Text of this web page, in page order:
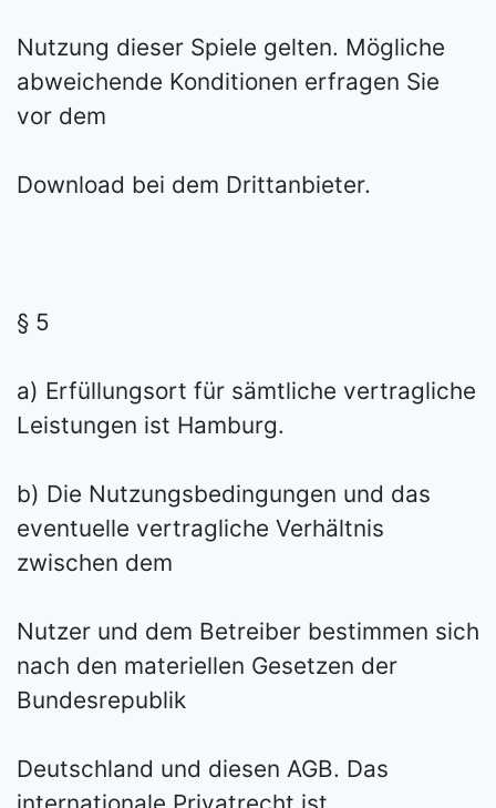
Nutzung dieser Spiele gelten. Mögliche
abweichende Konditionen erfragen Sie
vor dem
Download bei dem Drittanbieter.
§ 5
a) Erfüllungsort für sämtliche vertragliche
Leistungen ist Hamburg.
b) Die Nutzungsbedingungen und das
eventuelle vertragliche Verhältnis
zwischen dem
Nutzer und dem Betreiber bestimmen sich
nach den materiellen Gesetzen der
Bundesrepublik
Deutschland und diesen AGB. Das